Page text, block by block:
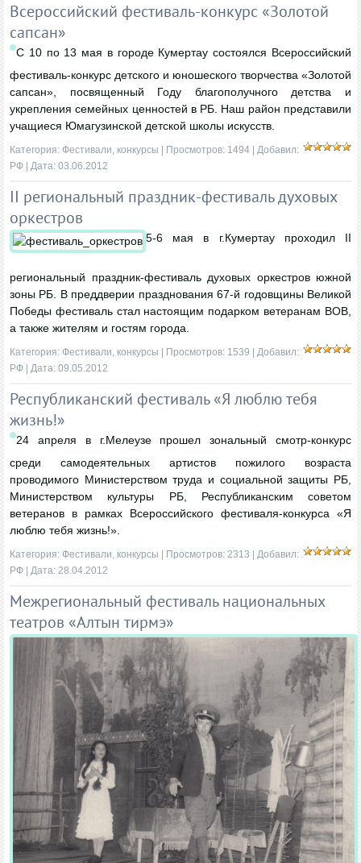
Всероссийский фестиваль-конкурс «Золотой
сапсан»
С 10 по 13 мая в городе Кумертау состоялся Всероссийский
фестиваль-конкурс детского и юношеского творчества «Золотой
сапсан», посвященный Году благополучного детства и
укрепления семейных ценностей в РБ. Наш район представили
учащиеся Юмагузинской детской школы искусств.
Категория: Фестивали, конкурсы | Просмотров: 1494 | Добавил:
РФ | Дата: 03.06.2012
II региональный праздник-фестиваль духовых
оркестров
5-6 мая в г.Кумертау проходил II
региональный праздник-фестиваль духовых оркестров южной
зоны РБ. В преддверии празднования 67-й годовщины Великой
Победы фестиваль стал настоящим подарком ветеранам ВОВ,
а также жителям и гостям города.
Категория: Фестивали, конкурсы | Просмотров: 1539 | Добавил:
РФ | Дата: 09.05.2012
Республиканский фестиваль «Я люблю тебя
жизнь!»
24 апреля в г.Мелеузе прошел зональный смотр-конкурс
среди самодеятельных артистов пожилого возраста
проводимого Министерством труда и социальной защиты РБ,
Министерством культуры РБ, Республиканским советом
ветеранов в рамках Всероссийского фестиваля-конкурса «Я
люблю тебя жизнь!».
Категория: Фестивали, конкурсы | Просмотров: 2313 | Добавил:
РФ | Дата: 28.04.2012
Межрегиональный фестиваль национальных
театров «Алтын тирмэ»